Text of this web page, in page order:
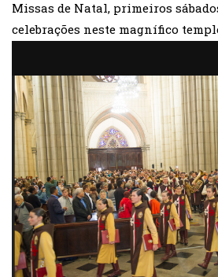
Missas de Natal, primeiros
celebrações neste magnífico